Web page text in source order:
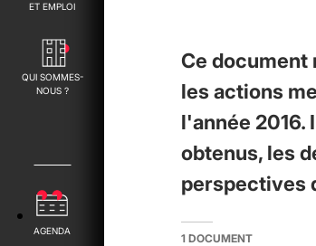
ET EMPLOI
QUI SOMMES-
NOUS ?
AGENDA
Ce document
les actions
l'année 2016.
obtenus, les
perspectives
1 DOCUMENT